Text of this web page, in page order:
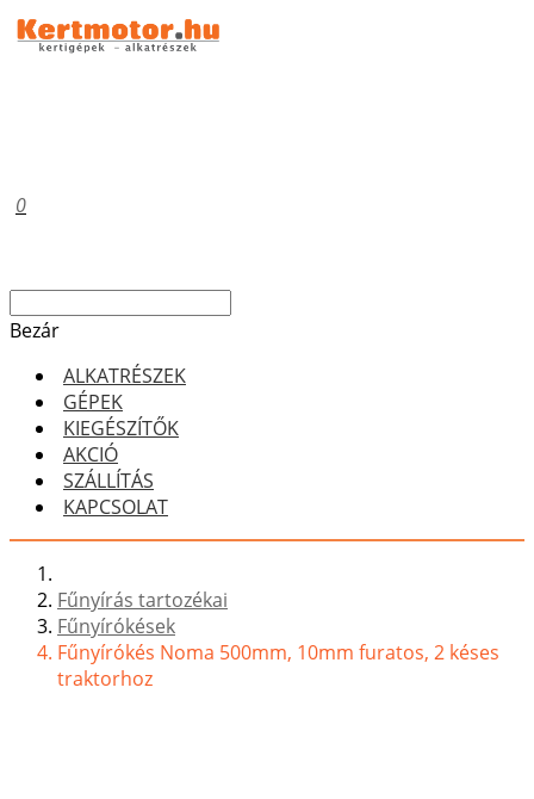
0
Bezár
ALKATRÉSZEK
GÉPEK
KIEGÉSZÍTŐK
AKCIÓ
SZÁLLÍTÁS
KAPCSOLAT
Fűnyírás tartozékai
Fűnyírókések
Fűnyírókés Noma 500mm, 10mm furatos, 2 késes
traktorhoz